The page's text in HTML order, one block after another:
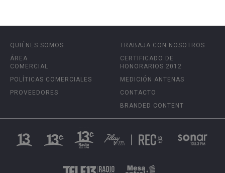
QUIÉNES SOMOS
ÁREA
COMERCIAL
POLÍTICAS COMERCIALES
PROVEEDORES
TRABAJA CON NOSOTROS
CERTIFICADO DE
HONORARIOS 2012
MEDICIÓN ANTENAS
CONTACTO
BRANDED CONTENT